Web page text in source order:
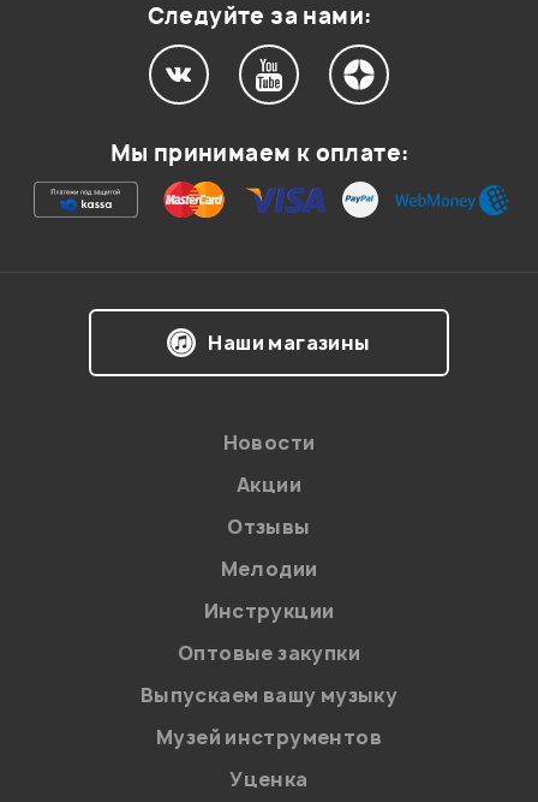
Ваша оценка:
на обработку персональных данных в
Политикой в отношении обработки
персональных данных.
Введите проверочное число:
Следуйте за нами:
Мы принимаем к оплате:
Наши магазины
Новости
Акции
Отзывы
Мелодии
Инструкции
Оптовые закупки
Выпускаем вашу музыку
Музей инструментов
Уценка